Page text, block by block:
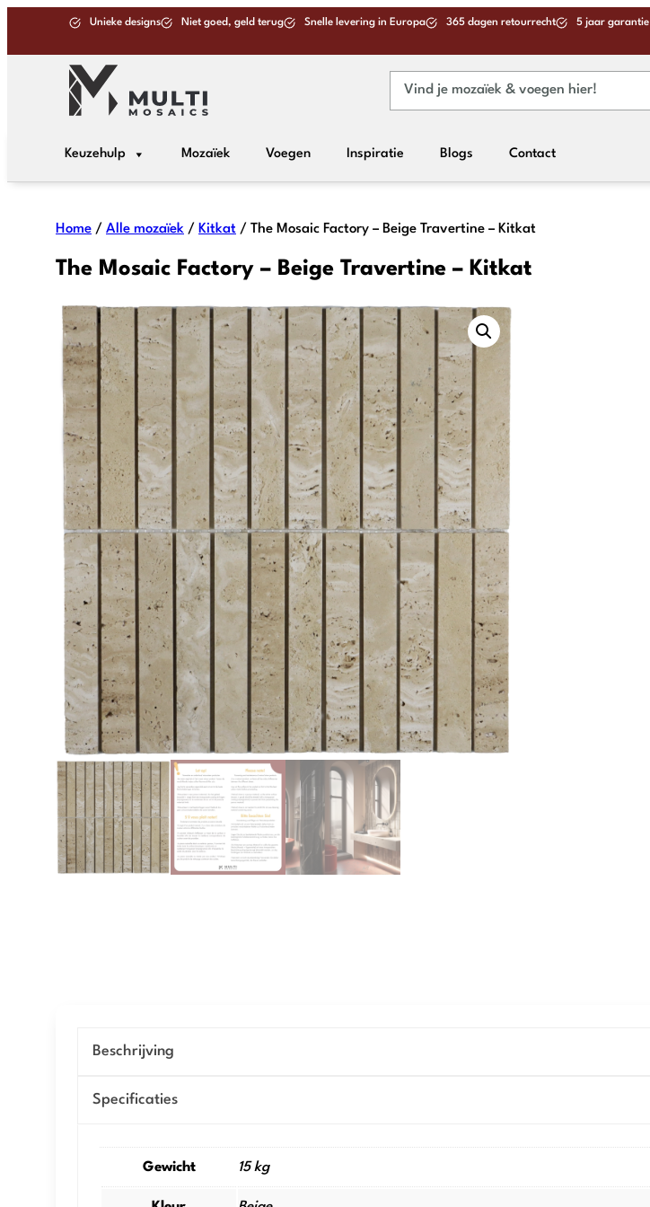
Unieke designs Niet goed, geld terug Snelle levering in Europa 365 dagen retourrecht 5 jaar garantie
Keuzehulp Mozaïek Voegen Inspiratie Blogs Contact
Home / Alle mozaïek / Kitkat / The Mosaic Factory – Beige Travertine – Kitkat
The Mosaic Factory – Beige Travertine – Kitkat
Beschrijving
Specificaties
Gewicht 15 kg